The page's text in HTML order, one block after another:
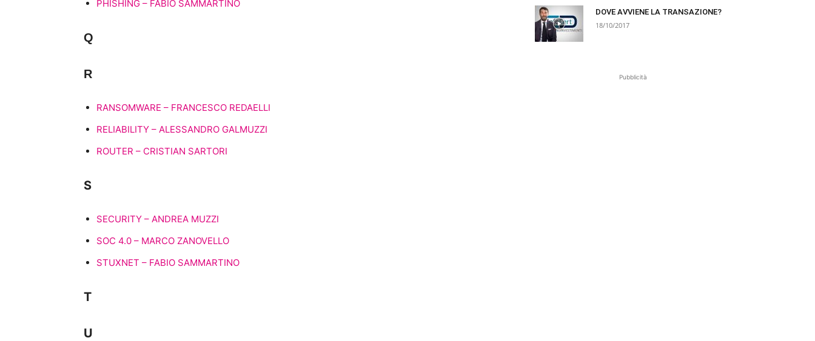
PHISHING – FABIO SAMMARTINO
Q
R
RANSOMWARE – FRANCESCO REDAELLI
RELIABILITY – ALESSANDRO GALMUZZI
ROUTER – CRISTIAN SARTORI
S
SECURITY – ANDREA MUZZI
SOC 4.0 – MARCO ZANOVELLO
STUXNET – FABIO SAMMARTINO
T
U
DOVE AVVIENE LA TRANSAZIONE?
18/10/2017
Pubblicità